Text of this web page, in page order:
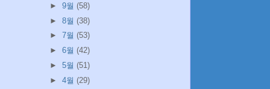
► 9월 (58)
► 8월 (38)
► 7월 (53)
► 6월 (42)
► 5월 (51)
► 4월 (29)